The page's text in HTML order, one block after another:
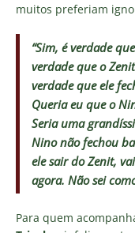
muitos preferiam
“Sim, é verdade
verdade que o
verdade que ele
Queria eu que o
Seria uma
Nino não fechou
ele sair do Zenit,
agora. Não sei
Para quem